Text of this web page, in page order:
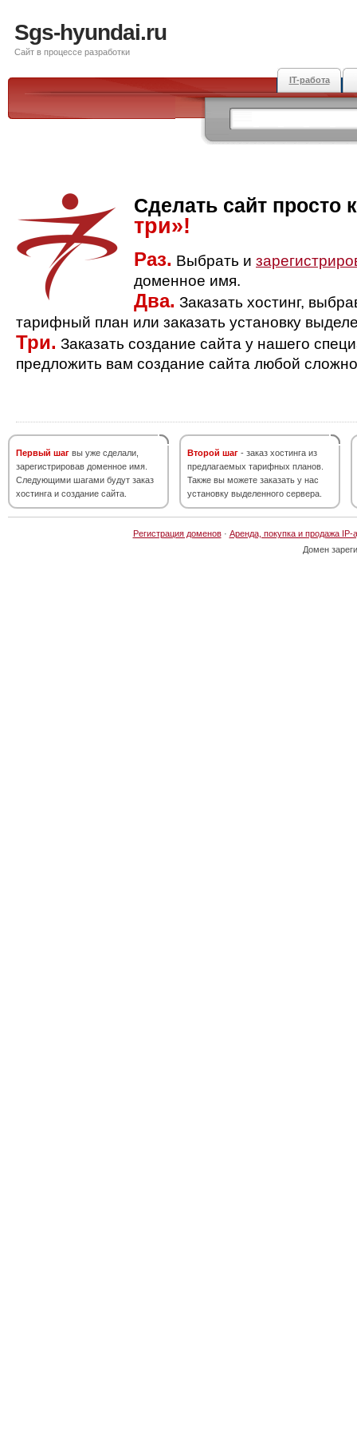
Sgs-hyundai.ru
Сайт в процессе разработки
IT-работа
Сделать сайт просто
три»!
Раз. Выбрать и
доменное имя.
Два. Заказать хостинг,
тарифный план или заказать установку
Три. Заказать создание сайта у нашего
предложить вам создание сайта любой
Первый шаг вы уже сделали,
зарегистрировав доменное имя.
Следующими шагами будут заказ
хостинга и создание сайта.
Второй шаг - заказ хостинга из
предлагаемых тарифных планов.
Также вы можете заказать у нас
установку выделенного сервера.
Регистрация доменов· Аренда, покупка и продажа IP-
Домен